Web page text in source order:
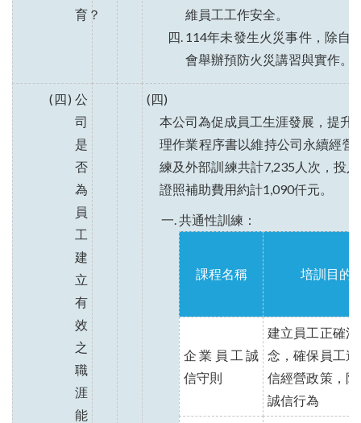
育？
維員工工作安全。
114年未發生火災事件，除自
會舉辦預防火災講習與實作。
(四) 公
司
是
否
為
員
工
建
立
有
效
之
職
涯
能
(四)
本公司為促成員工生涯發展，提升
理作業程序書以維持公司永續經
練及外部訓練共計7,235人次，投
證照補助費用約計1,090仟元。
共通性訓練：
課程名稱 培訓目的
企業員工誠
信守則
建立員工正確
念，確保員工
信經營政策，
誠信行為